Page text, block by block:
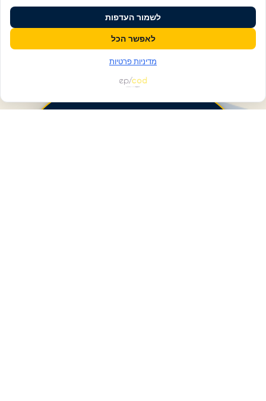
פעולות ומידע
לשמור העדפות
לאפשר הכל
מדיניות פרטיות